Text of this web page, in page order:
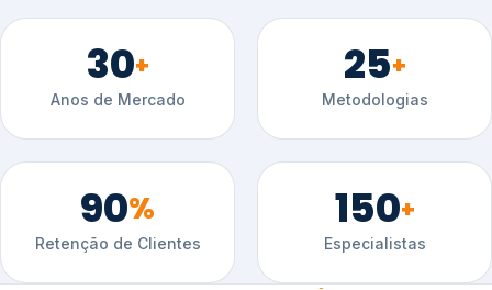
30+
Anos de Mercado
25+
Metodologias
90%
Retenção de Clientes
150+
Especialistas